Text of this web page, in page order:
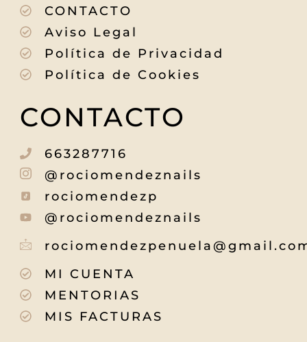
CONTACTO
Aviso Legal
Política de Privacidad
Política de Cookies
CONTACTO
663287716
@rociomendeznails
rociomendezp
@rociomendeznails
MI CUENTA
MENTORIAS
MIS FACTURAS